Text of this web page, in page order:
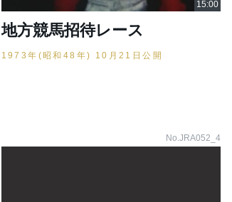
地方競馬招待レース
1973年(昭和48年) 10月21日公開
No.JRA052_4